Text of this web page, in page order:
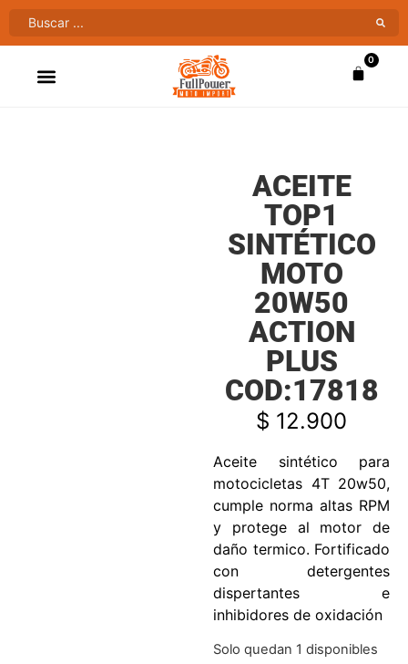
0
ACEITE
TOP1
SINTÉTICO
MOTO
20W50
ACTION
PLUS
COD:17818
$ 12.900
Aceite sintético para
motocicletas 4T 20w50,
cumple norma altas RPM
y protege al motor de
daño termico. Fortificado
con detergentes
dispertantes e
inhibidores de oxidación
Solo quedan 1 disponibles